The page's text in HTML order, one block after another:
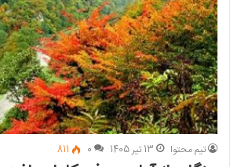
تیم محتوا 13 تیر 1405 0
811